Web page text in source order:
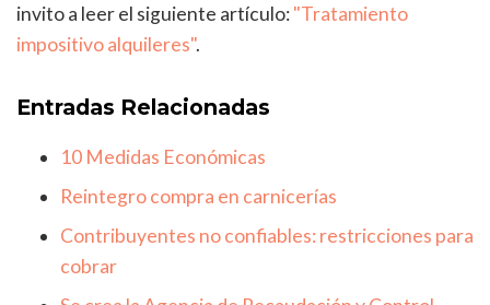
invito a leer el siguiente artículo:"Tratamiento
impositivo alquileres".
Entradas Relacionadas
10 Medidas Económicas
Reintegro compra en carnicerías
Contribuyentes no confiables: restricciones para
cobrar